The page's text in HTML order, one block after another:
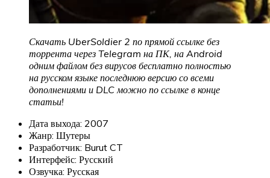
Скачать UberSoldier 2 по прямой ссылке без
торрента через Telegram на ПК, на Android
одним файлом без вирусов бесплатно полностью
на русском языке последнюю версию со всеми
дополнениями и DLC можно по ссылке в конце
статьи!
Дата выхода: 2007
Жанр: Шутеры
Разработчик: Burut CT
Интерфейс: Русский
Озвучка: Русская